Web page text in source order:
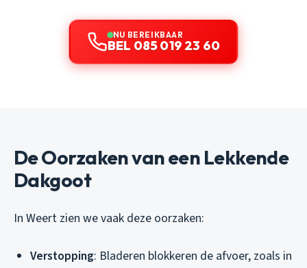
NU BEREIKBAAR
BEL 085 019 23 60
De Oorzaken van een Lekkende
Dakgoot
In Weert zien we vaak deze oorzaken:
Verstopping: Bladeren blokkeren de afvoer, zoals in